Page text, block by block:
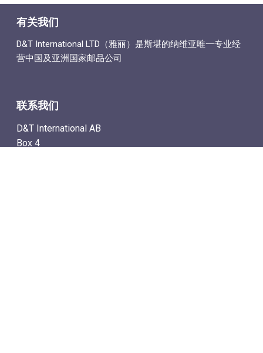
有关我们
D&T International LTD（雅丽）是斯堪的纳维亚唯一专业经
营中国及亚洲国家邮品公司
联系我们
D&T International AB
Box 4